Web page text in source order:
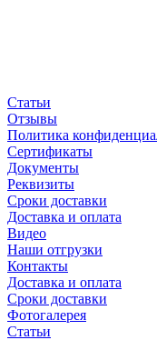
Статьи
Отзывы
Политика
Сертификаты
Документы
Реквизиты
Сроки доставки
Доставка и оплата
Видео
Наши отгрузки
Контакты
Доставка и оплата
Сроки доставки
Фотогалерея
Статьи